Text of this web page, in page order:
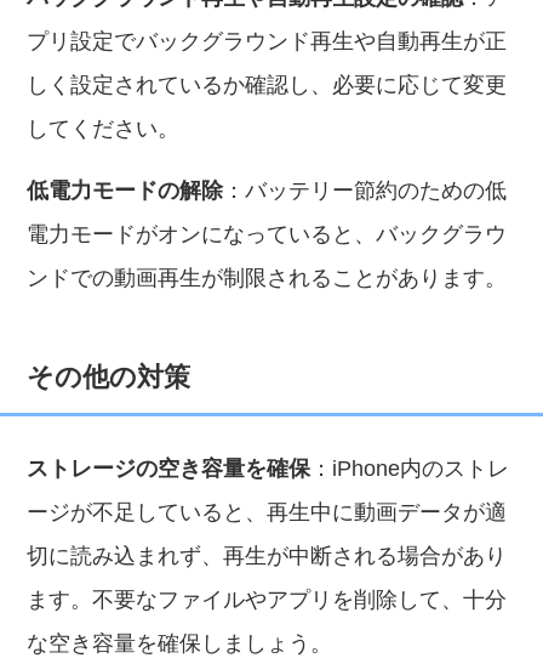
プリ設定でバックグラウンド再生や自動再生が正
しく設定されているか確認し、必要に応じて変更
してください。
低電力モードの解除：バッテリー節約のための低
電力モードがオンになっていると、バックグラウ
ンドでの動画再生が制限されることがあります。
その他の対策
ストレージの空き容量を確保：iPhone内のストレ
ージが不足していると、再生中に動画データが適
切に読み込まれず、再生が中断される場合があり
ます。不要なファイルやアプリを削除して、十分
な空き容量を確保しましょう。